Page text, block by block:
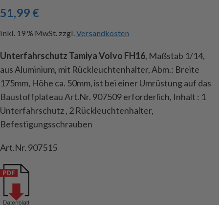
51,99 €
inkl. 19 % MwSt. zzgl.Versandkosten
Unterfahrschutz Tamiya Volvo FH16, Maßstab 1/14,
aus Aluminium, mit Rückleuchtenhalter, Abm.: Breite
175mm, Höhe ca. 50mm, ist bei einer Umrüstung auf das
Baustoffplateau Art.Nr. 907509 erforderlich, Inhalt : 1
Unterfahrschutz , 2 Rückleuchtenhalter,
Befestigungsschrauben
Art.Nr. 907515